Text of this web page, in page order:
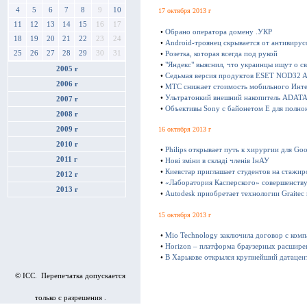
4 5 6 7 8 9
10
11
12 13 14 15 16
17
18
19 20 21 22 23
24
25
26 27 28 29 30 31
2005 г
2006 г
2007 г
2008 г
2009 г
2010 г
2011 г
2012 г
2013 г
© ICC. Перепечатка допускается
только с разрешения .
17 октября 2013 г
• Обрано оператора домену .УКР
• Android-троянец скрывается от
• Розетка, которая всегда под рукой
• "Яндекс" выяснил, что украинцы ищут о
• Седьмая версия продуктов ESET NOD32
• МТС снижает стоимость мобильного
• Ультратонкий внешний накопитель
• Объективы Sony с байонетом E для
16 октября 2013 г
• Philips открывает путь к хирургии для
• Нові зміни в складі членів ІнАУ
• Киевстар приглашает студентов на
• «Лаборатория Касперского»
• Autodesk приобретает технологии
15 октября 2013 г
• Mio Technology заключила договор с
• Horizon – платформа браузерных
• В Харькове открылся крупнейший